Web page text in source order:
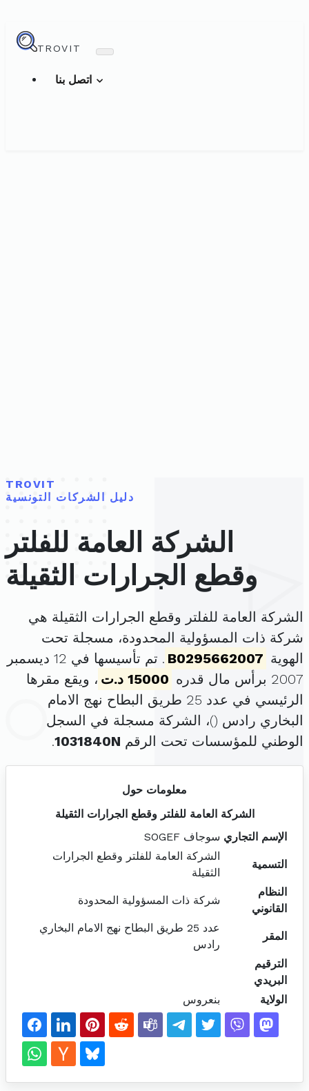
TROVIT
TROVIT
دليل الشركات التونسية
الشركة العامة للفلتر
وقطع الجرارات الثقيلة
الشركة العامة للفلتر وقطع الجرارات الثقيلة هي
شركة ذات المسؤولية المحدودة، مسجلة تحت
الهوية B0295662007
. تم تأسيسها في 12 ديسمبر
2007 برأس مال قدره
15000 د.ت
، ويقع مقرها
الرئيسي في عدد 25 طريق البطاح نهج الامام
البخاري رادس ()، الشركة مسجلة في السجل
الوطني للمؤسسات تحت الرقم 1031840N
.
معلومات حول
الشركة العامة للفلتر وقطع الجرارات الثقيلة
الإسم التجاري سوجاف SOGEF
التسمية
الشركة العامة للفلتر وقطع الجرارات
الثقيلة
النظام
القانوني
شركة ذات المسؤولية المحدودة
المقر
عدد 25 طريق البطاح نهج الامام البخاري
رادس
الترقيم
البريدي
الولاية
بنعروس